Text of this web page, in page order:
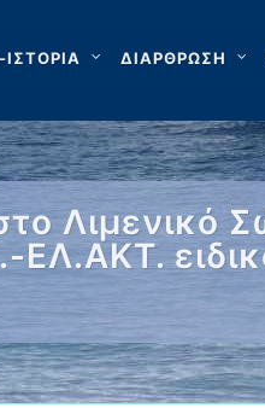
ΔΙΑΡΘΡΩΣΗ
Λιμενικό